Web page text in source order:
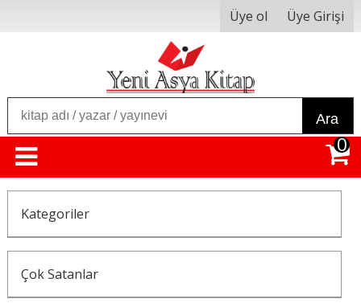
Üye ol Üye Girişi
Ara
0
Kategoriler
Çok Satanlar